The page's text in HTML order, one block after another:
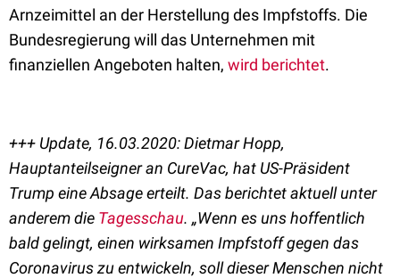
Arnzeimittel an der Herstellung des Impfstoffs. Die
Bundesregierung will das Unternehmen mit
finanziellen Angeboten halten, wird berichtet.
+++ Update, 16.03.2020: Dietmar Hopp,
Hauptanteilseigner an CureVac, hat US-Präsident
Trump eine Absage erteilt. Das berichtet aktuell unter
anderem die Tagesschau. „Wenn es uns hoffentlich
bald gelingt, einen wirksamen Impfstoff gegen das
Coronavirus zu entwickeln, soll dieser Menschen nicht